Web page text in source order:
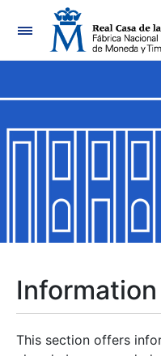
Navigation
Show/Hide
Show/Hide
Show/Hide
This section offers